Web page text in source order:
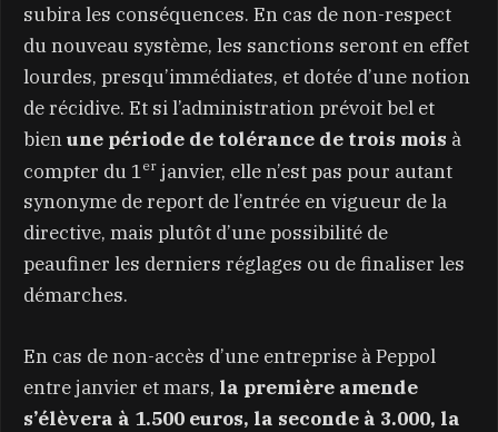
subira les conséquences. En cas de non-respect
du nouveau système, les sanctions seront en effet
lourdes, presqu’immédiates, et dotée d’une notion
de récidive. Et si l’administration prévoit bel et
bienune période de tolérance de trois mois à
compter du 1 er janvier, elle n’est pas pour autant
synonyme de report de l’entrée en vigueur de la
directive, mais plutôt d’une possibilité de
peaufiner les derniers réglages ou de finaliser les
démarches.
En cas de non-accès d’une entreprise à Peppol
entre janvier et mars, la première amende
s’élèvera à 1.500 euros, la seconde à 3.000, la